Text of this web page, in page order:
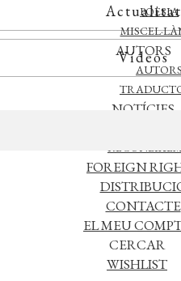
POESIA
AUTORS
AUTORS
NOTÍCIES
FOREIGN
CONTACTE
EL MEU
CERCAR
WISHLIST
Actualitat
Vídeos